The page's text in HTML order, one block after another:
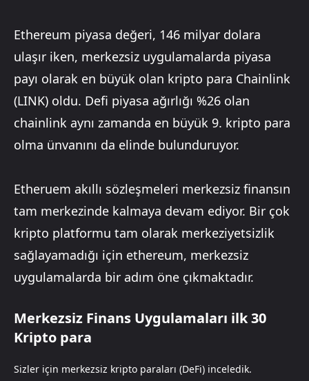
Ethereum piyasa değeri, 146 milyar dolara
ulaşır iken, merkezsiz uygulamalarda piyasa
payı olarak en büyük olan kripto para Chainlink
(LINK) oldu. Defi piyasa ağırlığı %26 olan
chainlink aynı zamanda en büyük 9. kripto para
olma ünvanını da elinde bulunduruyor.
Etheruem akıllı sözleşmeleri merkezsiz finansın
tam merkezinde kalmaya devam ediyor. Bir çok
kripto platformu tam olarak merkeziyetsizlik
sağlayamadığı için ethereum, merkezsiz
uygulamalarda bir adım öne çıkmaktadır.
Merkezsiz Finans Uygulamaları ilk 30
Kripto para
Sizler için merkezsiz kripto paraları (DeFi) inceledik.